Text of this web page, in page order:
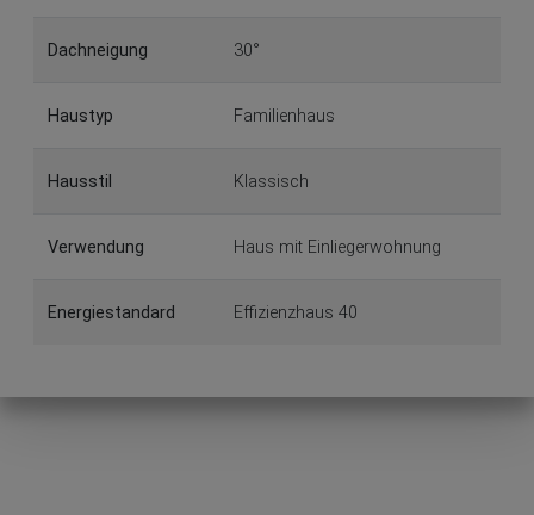
Dachneigung 30°
Haustyp Familienhaus
Hausstil Klassisch
Verwendung Haus mit Einliegerwohnung
Energiestandard Effizienzhaus 40